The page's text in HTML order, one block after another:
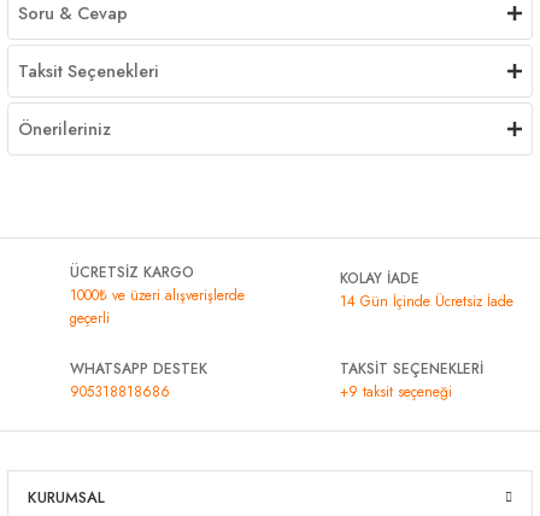
Soru & Cevap
Taksit Seçenekleri
Önerileriniz
ÜCRETSİZ KARGO
1000₺ ve üzeri alışverişlerde
geçerli
KOLAY İADE
14 Gün İçinde Ücretsiz İade
WHATSAPP DESTEK
905318818686
TAKSİT SEÇENEKLERİ
+9 taksit seçeneği
KURUMSAL